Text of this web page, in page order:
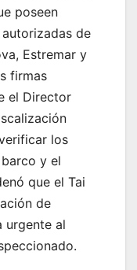
poseen
de
Estremar y
firmas
el Director
los
y el
que el Tai
de
urgente al